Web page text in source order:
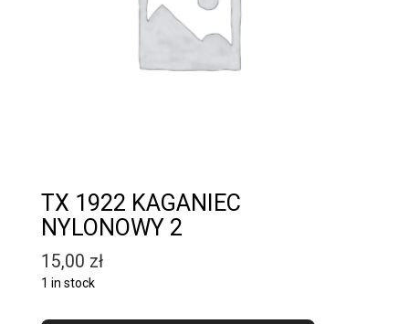
TX 1922 KAGANIEC
NYLONOWY 2
15,00 zł
1 in stock